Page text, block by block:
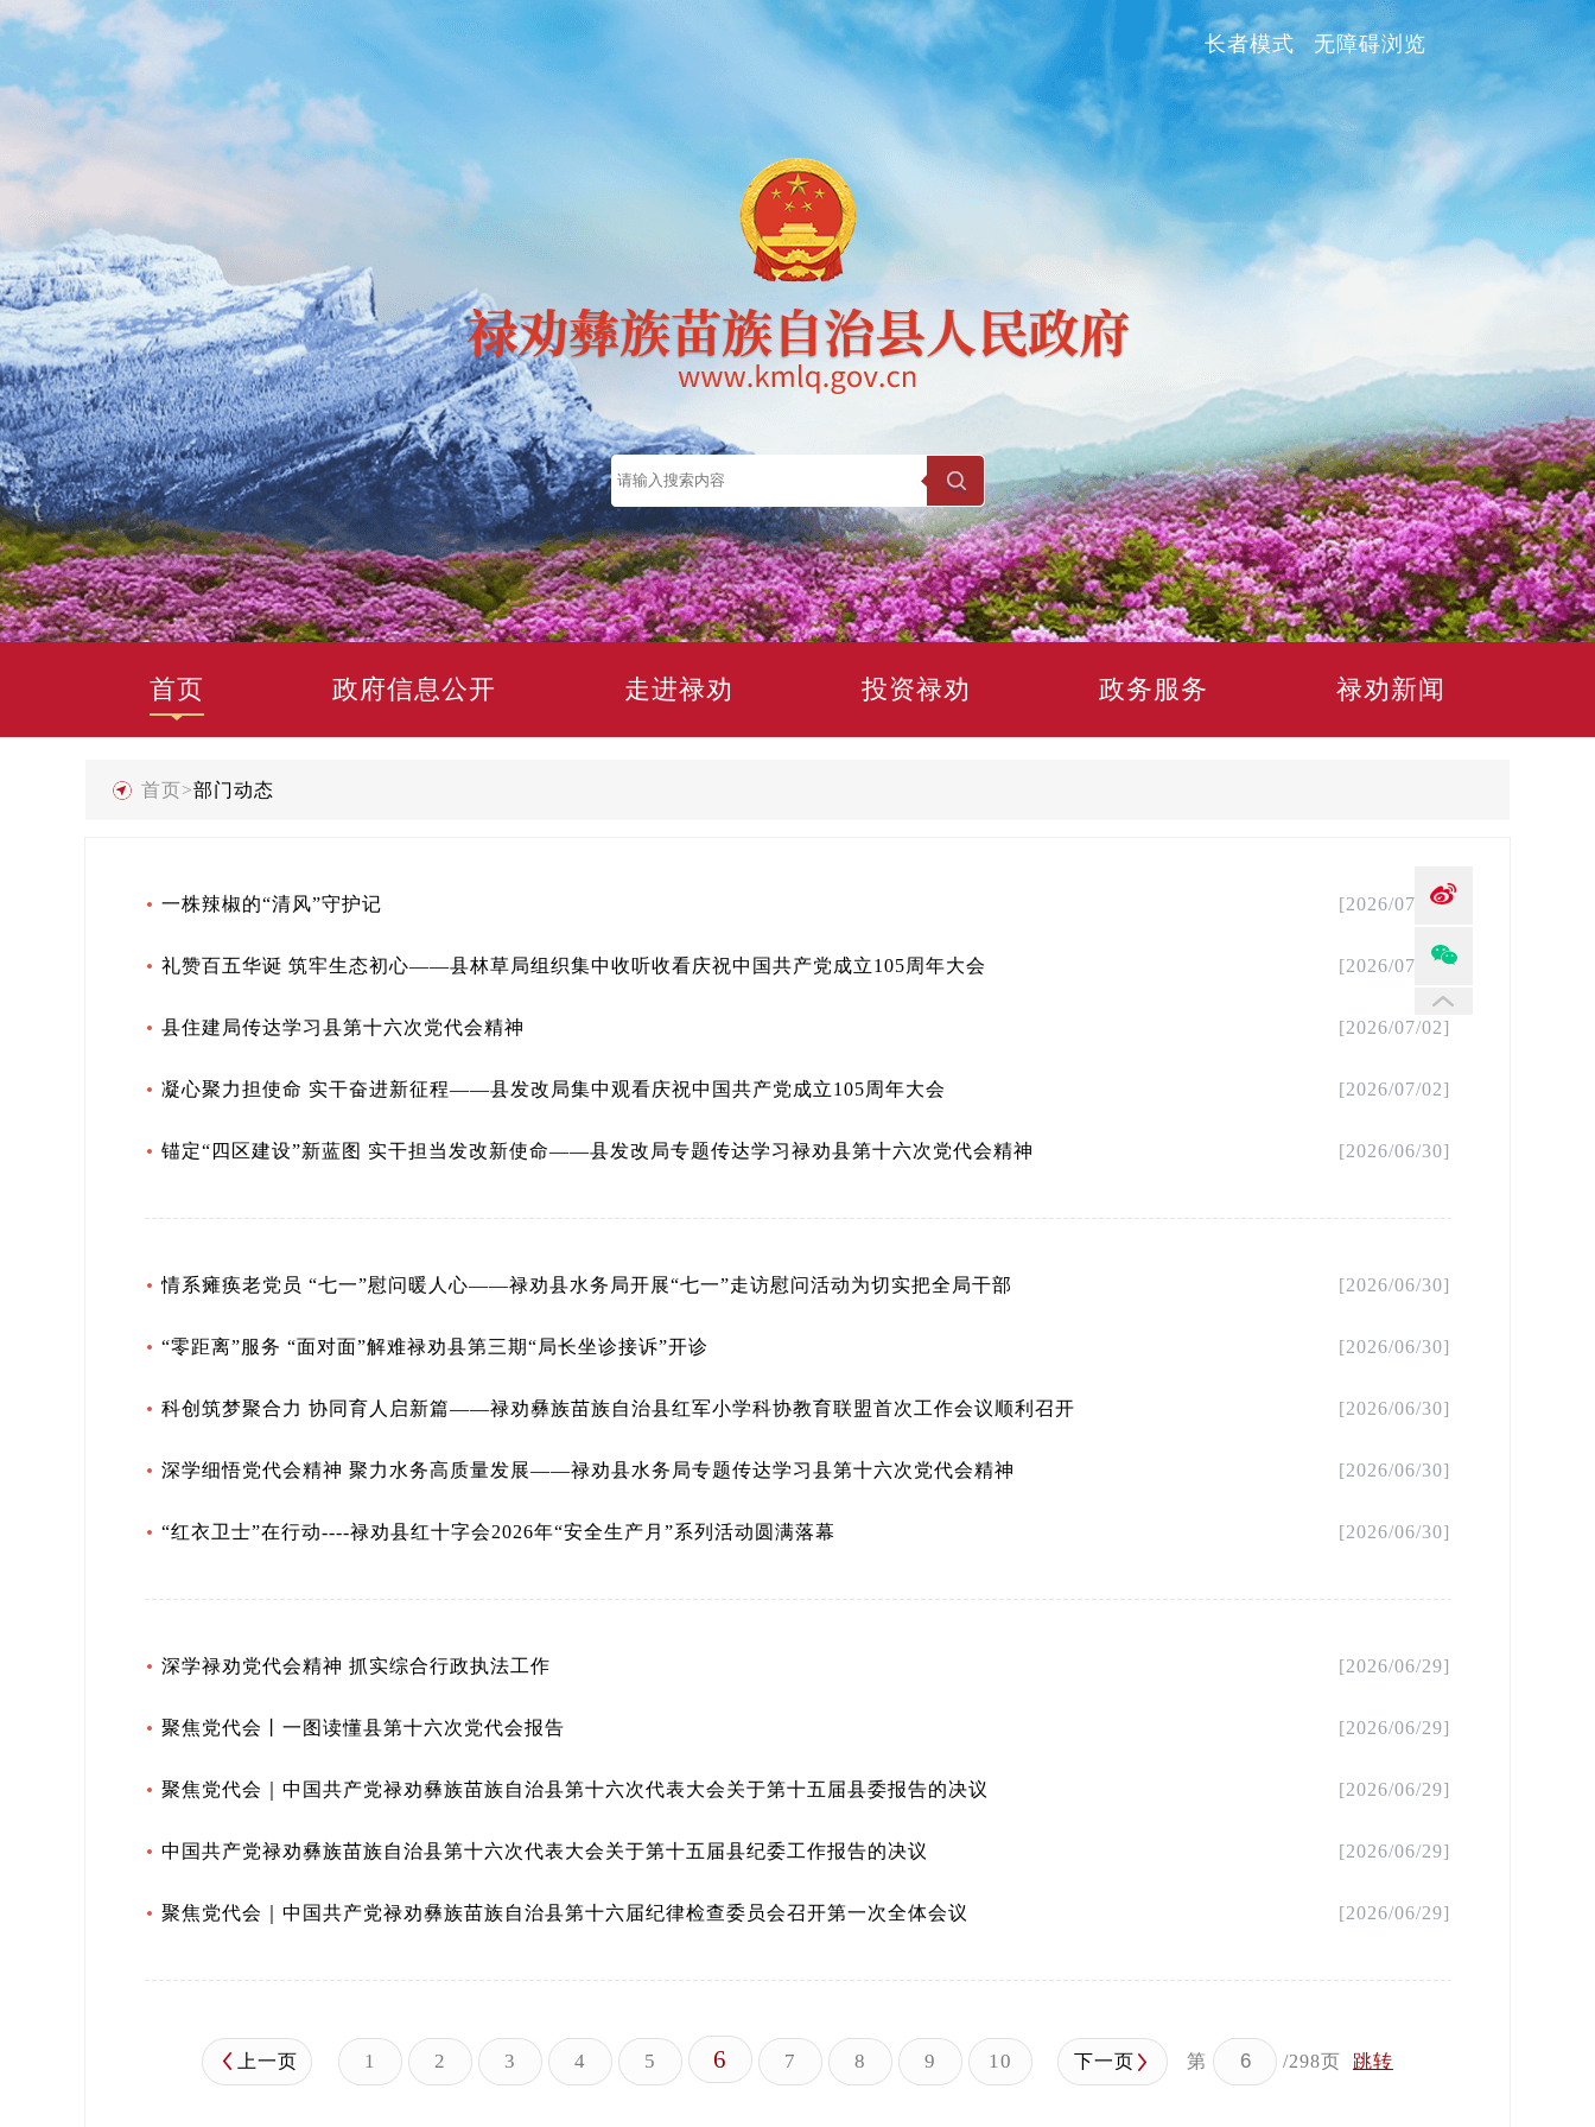
无障碍浏览
长者模式
首页 政府信息公开 走进禄劝 投资禄劝 政务服务 禄劝新闻
首页>部门动态
一株辣椒的“清风”守护记 [2026/07/02]
礼赞百五华诞 筑牢生态初心——县林草局组织集中收听收看庆祝中国共产党成立105周年大会 [2026/07/02]
县住建局传达学习县第十六次党代会精神 [2026/07/02]
凝心聚力担使命 实干奋进新征程——县发改局集中观看庆祝中国共产党成立105周年大会 [2026/07/02]
锚定“四区建设”新蓝图 实干担当发改新使命——县发改局专题传达学习禄劝县第十六次党代会精神 [2026/06/30]
情系瘫痪老党员 “七一”慰问暖人心——禄劝县水务局开展“七一”走访慰问活动为切实把全局干部 [2026/06/30]
“零距离”服务 “面对面”解难禄劝县第三期“局长坐诊接诉”开诊 [2026/06/30]
科创筑梦聚合力 协同育人启新篇——禄劝彝族苗族自治县红军小学科协教育联盟首次工作会议顺利召开 [2026/06/30]
深学细悟党代会精神 聚力水务高质量发展——禄劝县水务局专题传达学习县第十六次党代会精神 [2026/06/30]
“红衣卫士”在行动----禄劝县红十字会2026年“安全生产月”系列活动圆满落幕 [2026/06/30]
深学禄劝党代会精神 抓实综合行政执法工作 [2026/06/29]
聚焦党代会丨一图读懂县第十六次党代会报告 [2026/06/29]
聚焦党代会｜中国共产党禄劝彝族苗族自治县第十六次代表大会关于第十五届县委报告的决议 [2026/06/29]
中国共产党禄劝彝族苗族自治县第十六次代表大会关于第十五届县纪委工作报告的决议 [2026/06/29]
聚焦党代会｜中国共产党禄劝彝族苗族自治县第十六届纪律检查委员会召开第一次全体会议 [2026/06/29]
上一页 1 2 3 4 5 6 7 8 9 10 下一页 第 /298页 跳转